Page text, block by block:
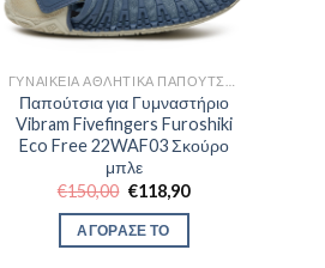
Παπούτσια για Γυμναστήριο
Vibram Fivefingers Furoshiki
Eco Free 22WAF03 Σκούρο
μπλε
€150,00 Original
was:
€150,00.
€118,90Η
ΑΓΟΡΑΣΕ ΤΟ